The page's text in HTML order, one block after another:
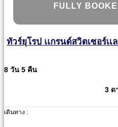
FULLY
ทัวร์ยุโรป เเกรนด์สวิตเซอร์เ
8 วัน 5 คืน
3 ด
เดินทาง :